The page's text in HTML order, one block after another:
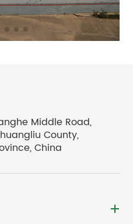
Middle Road,
County,
China